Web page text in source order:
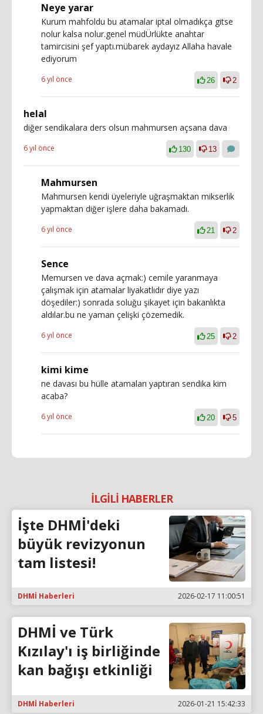
Neye yarar
Kurum mahfoldu bu atamalar iptal olmadıkça gitse
nolur kalsa nolur.genel müdÜrlükte anahtar
tamircisini şef yaptı.mübarek aydayız Allaha havale
ediyorum
6 yıl önce 26 2
helal
diğer sendikalara ders olsun mahmursen açsana dava
6 yıl önce 130 13
Mahmursen
Mahmursen kendi üyeleriyle uğraşmaktan mikserlik
yapmaktan diğer işlere daha bakamadı.
6 yıl önce 21 2
Sence
Memursen ve dava açmak:) cemile yaranmaya
çalışmak için atamalar liyakatlıdır diye yazı
döşediler:) sonrada soluğu şikayet için bakanlıkta
aldılar.bu ne yaman çelişki çözemedik.
6 yıl önce 25 2
kimi kime
ne davası bu hülle atamaları yaptıran sendika kim
acaba?
6 yıl önce 20 5
İLGİLİ HABERLER
İşte DHMİ'deki
büyük revizyonun
tam listesi!
DHMİ Haberleri 2026-02-17 11:00:51
DHMİ ve Türk
Kızılay'ı iş birliğinde
kan bağışı etkinliği
DHMİ Haberleri 2026-01-21 15:42:33